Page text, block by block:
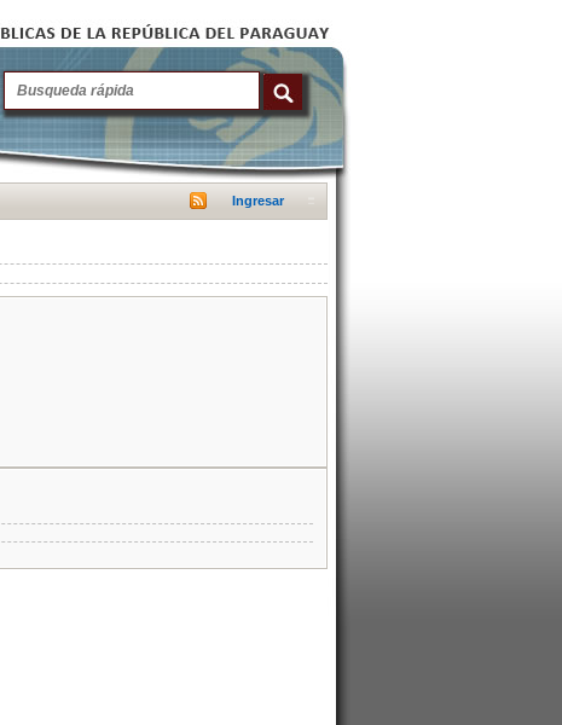
Ingresar